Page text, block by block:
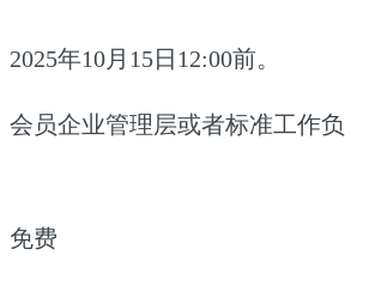
年10月15日12:00前。
会员企业管理层或者标准工作负
免费